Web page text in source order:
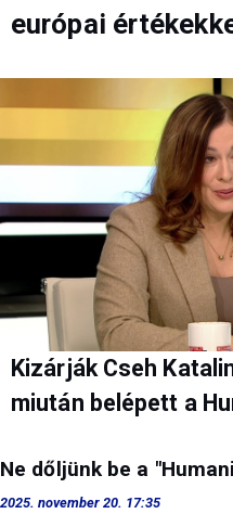
európai
Kizárják Cseh
miután belépett a
Ne dőljünk be a
2025. november 20. 17:35